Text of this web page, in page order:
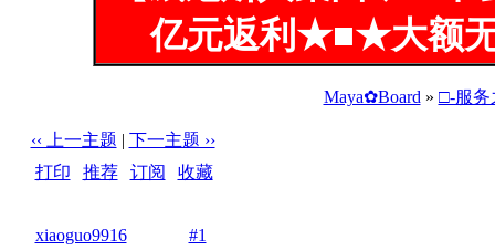
亿元返利★■★大额
Maya✿Board » □-服务
‹‹ 上一主题 | 下一主题 ››
打印
推荐| 订阅
收藏
xiaoguo9916
#1